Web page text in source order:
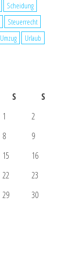
Scheidung
Steuerrecht
Umzug
Urlaub
S
S
1
2
8
9
15
16
22
23
29
30